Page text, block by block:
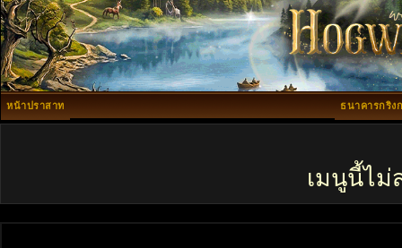
หน้าปราสาท ธนาคารกริง
เมนูนี้ไม่